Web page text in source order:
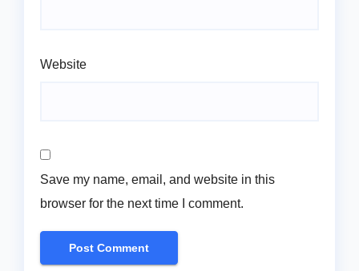
Website
Save my name, email, and website in this
browser for the next time I comment.